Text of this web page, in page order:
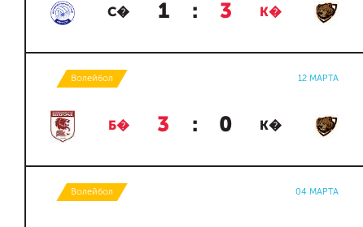
С� 1 : 3 К�
Волейбол 12 МАРТА
Б� 3 : 0 К�
Волейбол 04 МАРТА